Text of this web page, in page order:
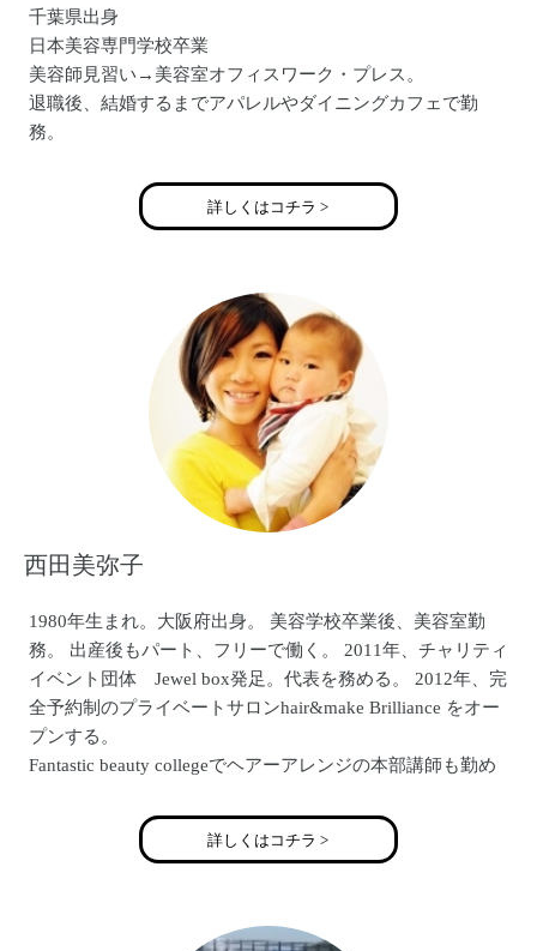
千葉県出身
日本美容専門学校卒業
美容師見習い→美容室オフィスワーク・プレス。
退職後、結婚するまでアパレルやダイニングカフェで勤
務。
他にも、東京限定体験レッスンでこのキャンドルが作れま
詳しくはコチラ >
西田美弥子
1980年生まれ。大阪府出身。 美容学校卒業後、美容室勤
務。 出産後もパート、フリーで働く。 2011年、チャリティ
イベント団体 Jewel box発足。代表を務める。 2012年、完
全予約制のプライベートサロンhair&make Brilliance をオー
プンする。
Fantastic beauty collegeでヘアーアレンジの本部講師も勤め
詳しくはコチラ >